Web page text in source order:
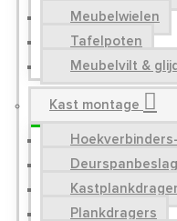
Meubelwielen
Tafelpoten
Meubelvilt &
Kast montage
Deurspanbeslag
Plankdragers